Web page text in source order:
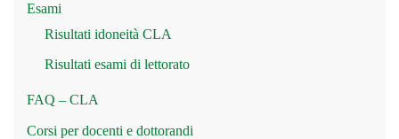
Esami
Risultati idoneità CLA
Risultati esami di lettorato
FAQ – CLA
Corsi per docenti e dottorandi